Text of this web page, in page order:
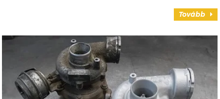
Tovább